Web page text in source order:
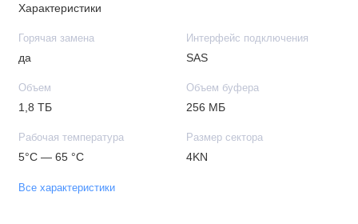
Характеристики
Горячая замена
да
Интерфейс подключения
SAS
Объем
1,8 ТБ
Объем буфера
256 МБ
Рабочая температура
5°C — 65 °C
Размер сектора
4KN
Все характеристики